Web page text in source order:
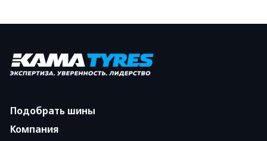
Подобрать шины
Компания